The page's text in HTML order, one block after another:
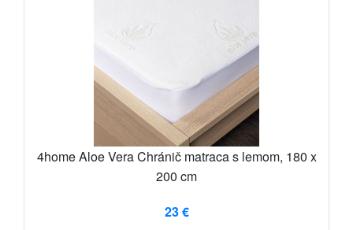
4home Aloe Vera Chránič matraca s lemom, 180 x
200 cm
23 €